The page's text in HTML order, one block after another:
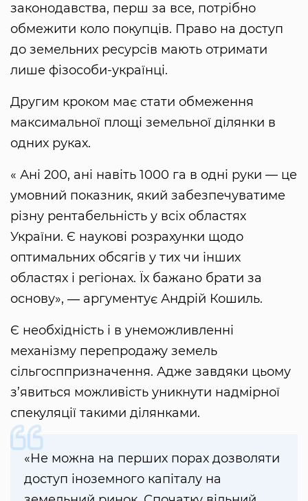
законодавства, перш за все, потрібно
обмежити коло покупців. Право на доступ
до земельних ресурсів мають отримати
лише фізособи-українці.
Другим кроком має стати обмеження
максимальної площі земельної ділянки в
одних руках.
« Ані 200, ані навіть 1000 га в одні руки — це
умовний показник, який забезпечуватиме
різну рентабельність у всіх областях
України. Є наукові розрахунки щодо
оптимальних обсягів у тих чи інших
областях і регіонах. Їх бажано брати за
основу», ― аргументує Андрій Кошиль.
Є необхідність і в унеможливленні
механізму перепродажу земель
сільгосппризначення. Адже завдяки цьому
з’явиться можливість уникнути надмірної
спекуляції такими ділянками.
«Не можна на перших порах дозволяти
доступ іноземного капіталу на